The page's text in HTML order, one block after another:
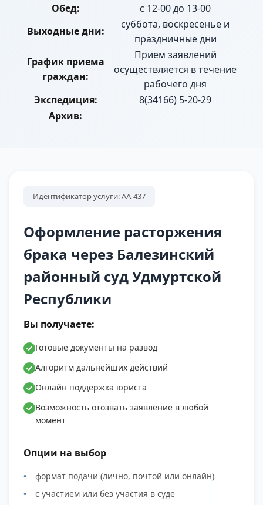
Обед:
с 12-00 до 13-00
Выходные дни:
суббота, воскресенье и
праздничные дни
График приема
граждан:
Прием заявлений
осуществляется в течение
рабочего дня
Экспедиция:
8(34166) 5-20-29
Архив:
Идентификатор услуги: АА-437
Оформление расторжения
брака через Балезинский
районный суд Удмуртской
Республики
Вы получаете:
Готовые документы на развод
Алгоритм дальнейших действий
Онлайн поддержка юриста
Возможность отозвать заявление в любой
момент
Опции на выбор
формат подачи (лично, почтой или онлайн)
с участием или без участия в суде